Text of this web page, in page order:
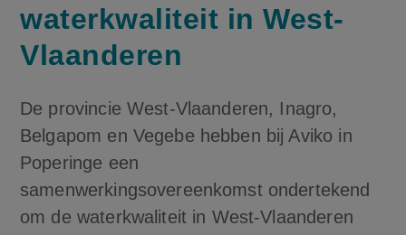
waterkwaliteit in West-
Vlaanderen
De provincie West-Vlaanderen, Inagro,
Belgapom en Vegebe hebben bij Aviko in
Poperinge een
samenwerkingsovereenkomst ondertekend
om de waterkwaliteit in West-Vlaanderen